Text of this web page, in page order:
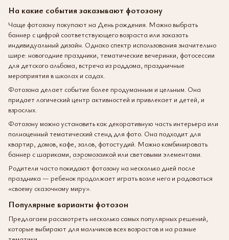
На какие события заказывают фотозону
Чаще фотозону покупают на День рождения. Можно выбрать
баннер с цифрой соответствующего возраста или заказать
индивидуальный дизайн. Однако спектр использования значительно
шире: новогодние праздники, тематические вечеринки, фотосессии
для детского альбома, встреча из роддома, праздничные
мероприятия в школах и садах.
Фотозона делает событие более продуманным и цельным. Она
придает логический центр активностей и привлекает и детей, и
взрослых.
Фотозону можно установить как декоративную часть интерьера или
полноценный тематический стенд для фото. Она подходит для
квартир, домов, кафе, залов, фотостудий. Можно комбинировать
баннер с шариками, аэромозаикой или световыми элементами.
Родители часто покидают фотозону на несколько дней после
праздника — ребенок продолжает играть возле него и радоваться
«своему сказочному миру».
Популярные варианты фотозон
Предлагаем рассмотреть несколько самых популярных решений,
которые выбирают для мальчиков всех возрастов и на разные